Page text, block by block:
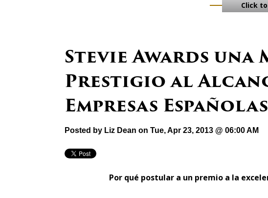
Click
Stevie Awards una
Prestigio al
Empresas Españolas
Posted by Liz Dean on Tue, Apr 23, 2013 @ 06:00 AM
Por qué postular a un premio a la